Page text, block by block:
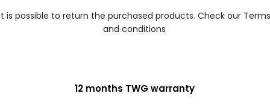
is possible to return the purchased products. Check our Terms
and conditions
12 months TWG warranty